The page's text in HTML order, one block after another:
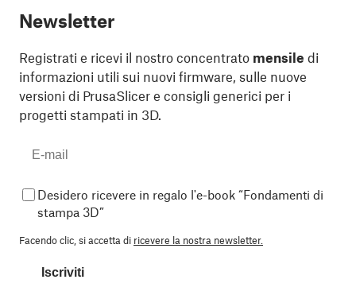
Newsletter
Registrati e ricevi il nostro concentrato mensile di
informazioni utili sui nuovi firmware, sulle nuove
versioni di PrusaSlicer e consigli generici per i
progetti stampati in 3D.
Desidero ricevere in regalo l'e-book “Fondamenti di
stampa 3D”
Facendo clic, si accetta di ricevere la nostra newsletter.
Iscriviti